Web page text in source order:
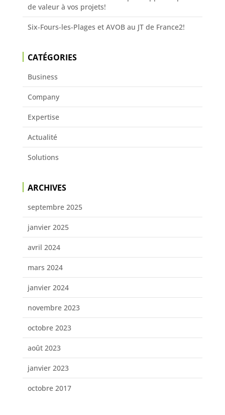
de valeur à vos projets!
Six-Fours-les-Plages et AVOB au JT de France2!
CATÉGORIES
Business
Company
Expertise
Actualité
Solutions
ARCHIVES
septembre 2025
janvier 2025
avril 2024
mars 2024
janvier 2024
novembre 2023
octobre 2023
août 2023
janvier 2023
octobre 2017